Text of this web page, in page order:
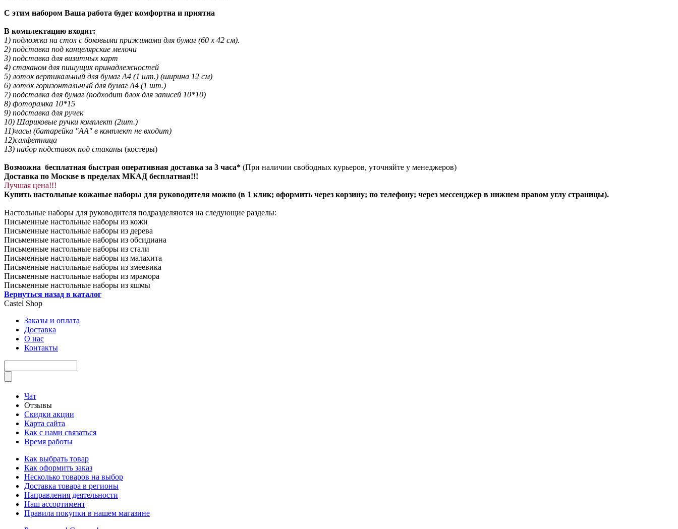
С этим набором Ваша работа будет комфортна и приятна
В комплектацию входит:
1) подложка на стол с боковыми прижимами для бумаг (60 x 42 см).
2) подставка под канцелярские мелочи
3) подставка для визитных карт
4) стаканом для пишущих принадлежностей
5) лоток вертикальный для бумаг А4 (1 шт.) (ширина 12 см)
6) лоток горизонтальный для бумаг А4 (1 шт.)
7) подставка для бумаг (подходит блок для записей 10*10)
8) фоторамка 10*15
9) подставка для ручек
10) Шариковые ручки комплект (2шт.)
11)часы (батарейка "AA" в комплект не входит)
12)салфетница
13) набор подставок под стаканы (костеры)
Возможна бесплатная быстрая оперативная доставка за 3 часа* (При наличии свободных курьеров, уточняйте у менеджеров)
Доставка по Москве в пределах МКАД бесплатная!!!
Лучшая цена!!!
Купить настольные кожаные наборы для руководителя можно (в 1 клик; оформить через корзину; по телефону; через мессенджер в нижнем правом углу страницы).
Настольные наборы для руководителя подразделяются на следующие разделы:
Письменные настольные наборы из кожи
Письменные настольные наборы из дерева
Письменные настольные наборы из обсидиана
Письменные настольные наборы из стали
Письменные настольные наборы из малахита
Письменные настольные наборы из змеевика
Письменные настольные наборы из мрамора
Письменные настольные наборы из яшмы
Вернуться назад в каталог
Castel Shop
Заказы и оплата
Доставка
О нас
Контакты
Чат
Отзывы
Скидки акции
Карта сайта
Как с нами связаться
Время работы
Как выбрать товар
Как оформить заказ
Несколько товаров на выбор
Доставка товара в регионы
Направления деятельности
Наш ассортимент
Правила покупки в нашем магазине